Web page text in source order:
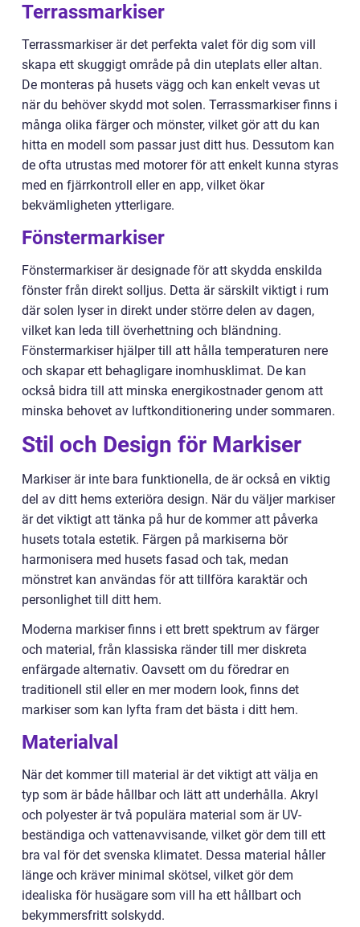
Terrassmarkiser
Terrassmarkiser är det perfekta valet för dig som vill
skapa ett skuggigt område på din uteplats eller altan.
De monteras på husets vägg och kan enkelt vevas ut
när du behöver skydd mot solen. Terrassmarkiser finns i
många olika färger och mönster, vilket gör att du kan
hitta en modell som passar just ditt hus. Dessutom kan
de ofta utrustas med motorer för att enkelt kunna styras
med en fjärrkontroll eller en app, vilket ökar
bekvämligheten ytterligare.
Fönstermarkiser
Fönstermarkiser är designade för att skydda enskilda
fönster från direkt solljus. Detta är särskilt viktigt i rum
där solen lyser in direkt under större delen av dagen,
vilket kan leda till överhettning och bländning.
Fönstermarkiser hjälper till att hålla temperaturen nere
och skapar ett behagligare inomhusklimat. De kan
också bidra till att minska energikostnader genom att
minska behovet av luftkonditionering under sommaren.
Stil och Design för Markiser
Markiser är inte bara funktionella, de är också en viktig
del av ditt hems exteriöra design. När du väljer markiser
är det viktigt att tänka på hur de kommer att påverka
husets totala estetik. Färgen på markiserna bör
harmonisera med husets fasad och tak, medan
mönstret kan användas för att tillföra karaktär och
personlighet till ditt hem.
Moderna markiser finns i ett brett spektrum av färger
och material, från klassiska ränder till mer diskreta
enfärgade alternativ. Oavsett om du föredrar en
traditionell stil eller en mer modern look, finns det
markiser som kan lyfta fram det bästa i ditt hem.
Materialval
När det kommer till material är det viktigt att välja en
typ som är både hållbar och lätt att underhålla. Akryl
och polyester är två populära material som är UV-
beständiga och vattenavvisande, vilket gör dem till ett
bra val för det svenska klimatet. Dessa material håller
länge och kräver minimal skötsel, vilket gör dem
idealiska för husägare som vill ha ett hållbart och
bekymmersfritt solskydd.